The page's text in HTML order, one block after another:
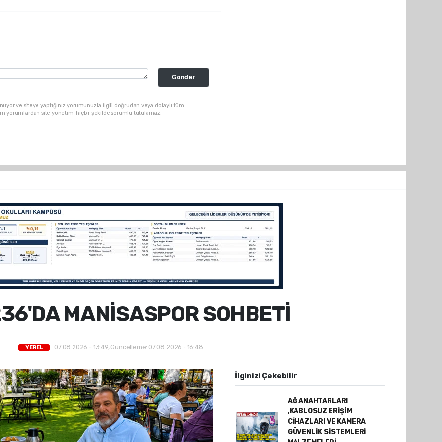
Gonder
ve siteye yaptığınız yorumunuzla ilgili doğrudan veya dolaylı tüm
yorumlardan site yönetimi hiçbir şekilde sorumlu tutulamaz.
MANİSASPOR SOHBETİ
YEREL 07.08.2026 - 13:49, Güncelleme: 07.08.2026 - 16:48
İlginizi Çekebilir
AĞ ANAHTARLARI
,KABLOSUZ ERİŞİM
CİHAZLARI VE KAMERA
GÜVENLİK SİSTEMLERİ